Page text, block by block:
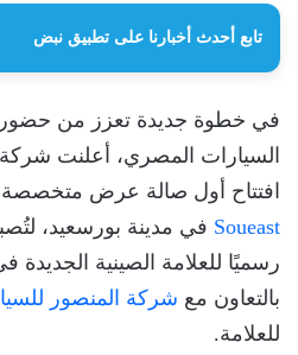
تابع أحدث أخبارنا على تطبيق نبض
في خطوة جديدة تعزز من
السيارات المصري، أعلنت
افتتاح أول صالة عرض متخصصة
Soueast في مدينة بورسعيد،
رسميًا للعلامة الصينية الجديدة
بالتعاون مع شركة المنصور
للعلامة.